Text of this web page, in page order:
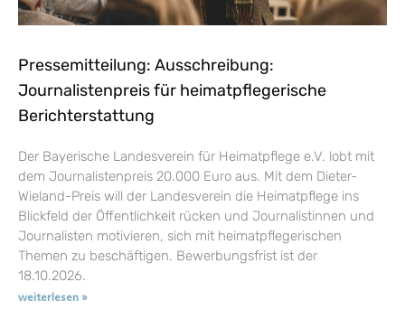
Pressemitteilung: Ausschreibung:
Journalistenpreis für heimatpflegerische
Berichterstattung
Der Bayerische Landesverein für Heimatpflege e.V. lobt mit
dem Journalistenpreis 20.000 Euro aus. Mit dem Dieter-
Wieland-Preis will der Landesverein die Heimatpflege ins
Blickfeld der Öffentlichkeit rücken und Journalistinnen und
Journalisten motivieren, sich mit heimatpflegerischen
Themen zu beschäftigen. Bewerbungsfrist ist der
18.10.2026.
weiterlesen »